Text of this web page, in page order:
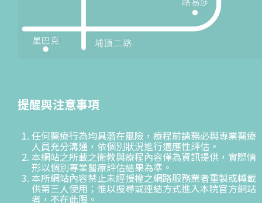
提醒與注意事項
任何醫療行為均具潛在風險，療程前請務必與專業醫療
人員充分溝通，依個別狀況進行適應性評估。
本網站之所載之衛教與療程內容僅為資訊提供，實際情
形以個別專業醫療評估結果為準。
本所網站內容禁止未經授權之網路服務業者重製或轉載
供第三人使用；惟以搜尋或連結方式進入本院官方網站
者，不在此限。